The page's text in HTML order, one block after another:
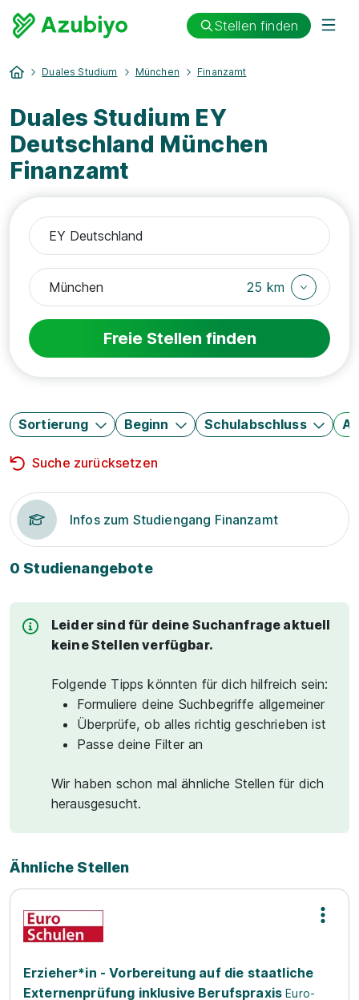
Stellen finden
Duales Studium München Finanzamt
Duales Studium EY
Deutschland München
Finanzamt
25 km
Freie Stellen finden
Sortierung Beginn Schulabschluss
Suche zurücksetzen
Infos zum Studiengang Finanzamt
0 Studienangebote
Leider sind für deine Suchanfrage aktuell
keine Stellen verfügbar.
Folgende Tipps könnten für dich hilfreich sein:
Formuliere deine Suchbegriffe allgemeiner
Überprüfe, ob alles richtig geschrieben ist
Passe deine Filter an
Wir haben schon mal ähnliche Stellen für dich
herausgesucht.
Ähnliche Stellen
Erzieher*in - Vorbereitung auf die staatliche
Externenprüfung inklusive Berufspraxis Euro-